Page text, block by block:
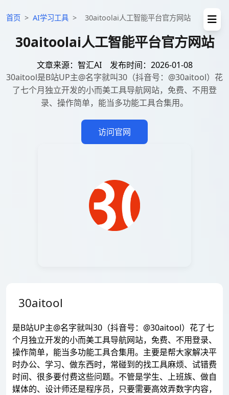
首页 > AI学习工具 > 30aitoolai人工智能平台官方网站
30aitoolai人工智能平台官方网站
文章来源：智汇AI
发布时间：2026-01-08
30aitool是B站UP主@名字就叫30（抖音号：@30aitool）花
了七个月独立开发的小而美工具导航网站，免费、不用登
录、操作简单，能当多功能工具合集用。
访问官网
30aitool
是B站UP主@名字就叫30（抖音号：@30aitool）花了七
个月独立开发的小而美工具导航网站，免费、不用登录、
操作简单，能当多功能工具合集用。主要是帮大家解决平
时办公、学习、做东西时，常碰到的找工具麻烦、试错费
时间、很多要付费这些问题。不管是学生、上班族、做自
媒体的、设计师还是程序员，只要需要高效弄数字内容，